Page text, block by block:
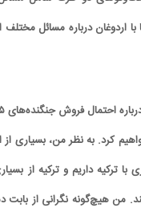
اردوغان درباره مسائل مختلف
کرد. به نظر من، بسیاری
با ترکیه داریم و ترکیه از
من هیچ‌گونه نگرانی از بابت